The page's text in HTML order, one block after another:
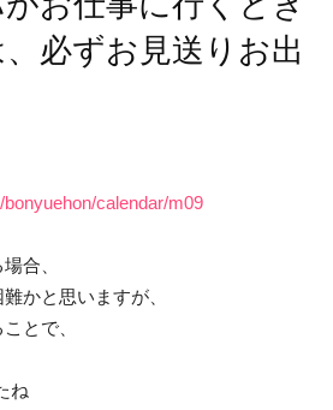
必ずお見送りお出
calendar/m09
合、
かと思いますが、
とで、
ね